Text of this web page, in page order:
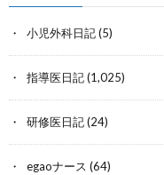
小児外科日記(5)
指導医日記(1,025)
研修医日記(24)
egaoナース (64)